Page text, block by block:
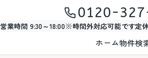
0120-
営業時間 9:30～18:00※時間外対応可能です定
ホーム物件検